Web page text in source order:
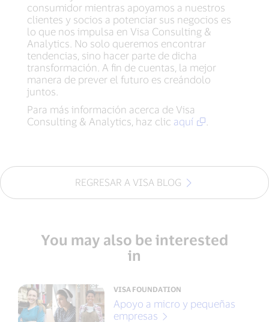
consumidor mientras apoyamos a nuestros
clientes y socios a potenciar sus negocios es
lo que nos impulsa en Visa Consulting &
Analytics. No solo queremos encontrar
tendencias, sino hacer parte de dicha
transformación. A fin de cuentas, la mejor
manera de prever el futuro es creándolo
juntos.
Para más información acerca de Visa
Consulting & Analytics, haz clic aquí
REGRESAR A VISA BLOG
You may also be interested
in
VISA FOUNDATION
Apoyo a micro y pequeñas
empresas